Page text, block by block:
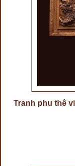
Tranh phu thê